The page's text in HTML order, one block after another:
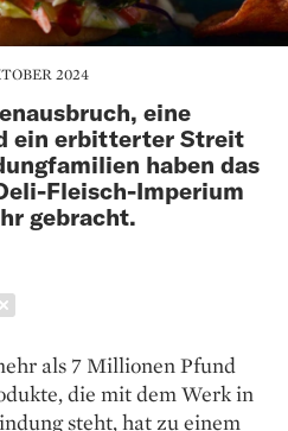
2024
eine
ein erbitterter Streit
haben das
Fleisch-Imperium
gebracht.
als 7 Millionen Pfund
die mit dem Werk in
steht, hat zu einem